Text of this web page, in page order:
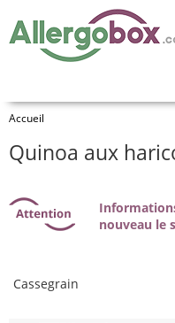
Accueil
Quinoa aux
nouveau le
Cassegrain